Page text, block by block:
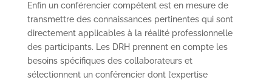
Enfin un conférencier compétent est en mesure de
transmettre des connaissances pertinentes qui sont
directement applicables à la réalité professionnelle
des participants. Les DRH prennent en compte les
besoins spécifiques des collaborateurs et
sélectionnent un conférencier dont l’expertise